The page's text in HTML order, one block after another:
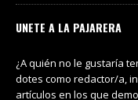
UNETE A LA PAJARERA
¿A quién no le gustaría
dotes como redactor/a,
artículos en los que